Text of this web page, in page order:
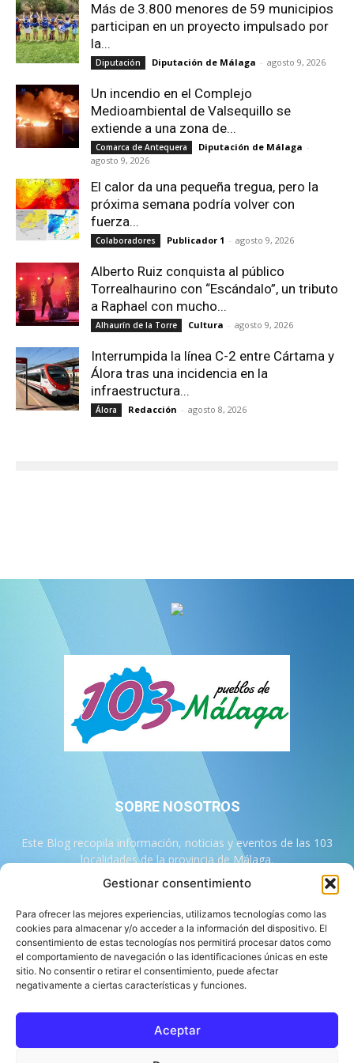
Gestionar consentimiento
Para ofrecer las mejores experiencias, utilizamos tecnologías como las
cookies para almacenar y/o acceder a la información del dispositivo. El
consentimiento de estas tecnologías nos permitirá procesar datos como
el comportamiento de navegación o las identificaciones únicas en este
sitio. No consentir o retirar el consentimiento, puede afectar
negativamente a ciertas características y funciones.
Aceptar
Más de 3.800 menores de 59 municipios
participan en un proyecto impulsado por
la...
Diputación Diputación de Málaga - agosto 9, 2026
Un incendio en el Complejo
Medioambiental de Valsequillo se
extiende a una zona de...
Comarca de Antequera Diputación de Málaga -
agosto 9, 2026
El calor da una pequeña tregua, pero la
próxima semana podría volver con
fuerza...
Colaboradores Publicador 1 - agosto 9, 2026
Alberto Ruiz conquista al público
Torrealhaurino con “Escándalo”, un tributo
a Raphael con mucho...
Alhaurín de la Torre Cultura - agosto 9, 2026
Interrumpida la línea C-2 entre Cártama y
Álora tras una incidencia en la
infraestructura...
Álora Redacción - agosto 8, 2026
SOBRE NOSOTROS
Este Blog recopila información, noticias y eventos de las 103
localidades de la provincia de Málaga.
Contáctanos: info@103malaga.com
SÍGUENOS
Equipo de 103 Málaga